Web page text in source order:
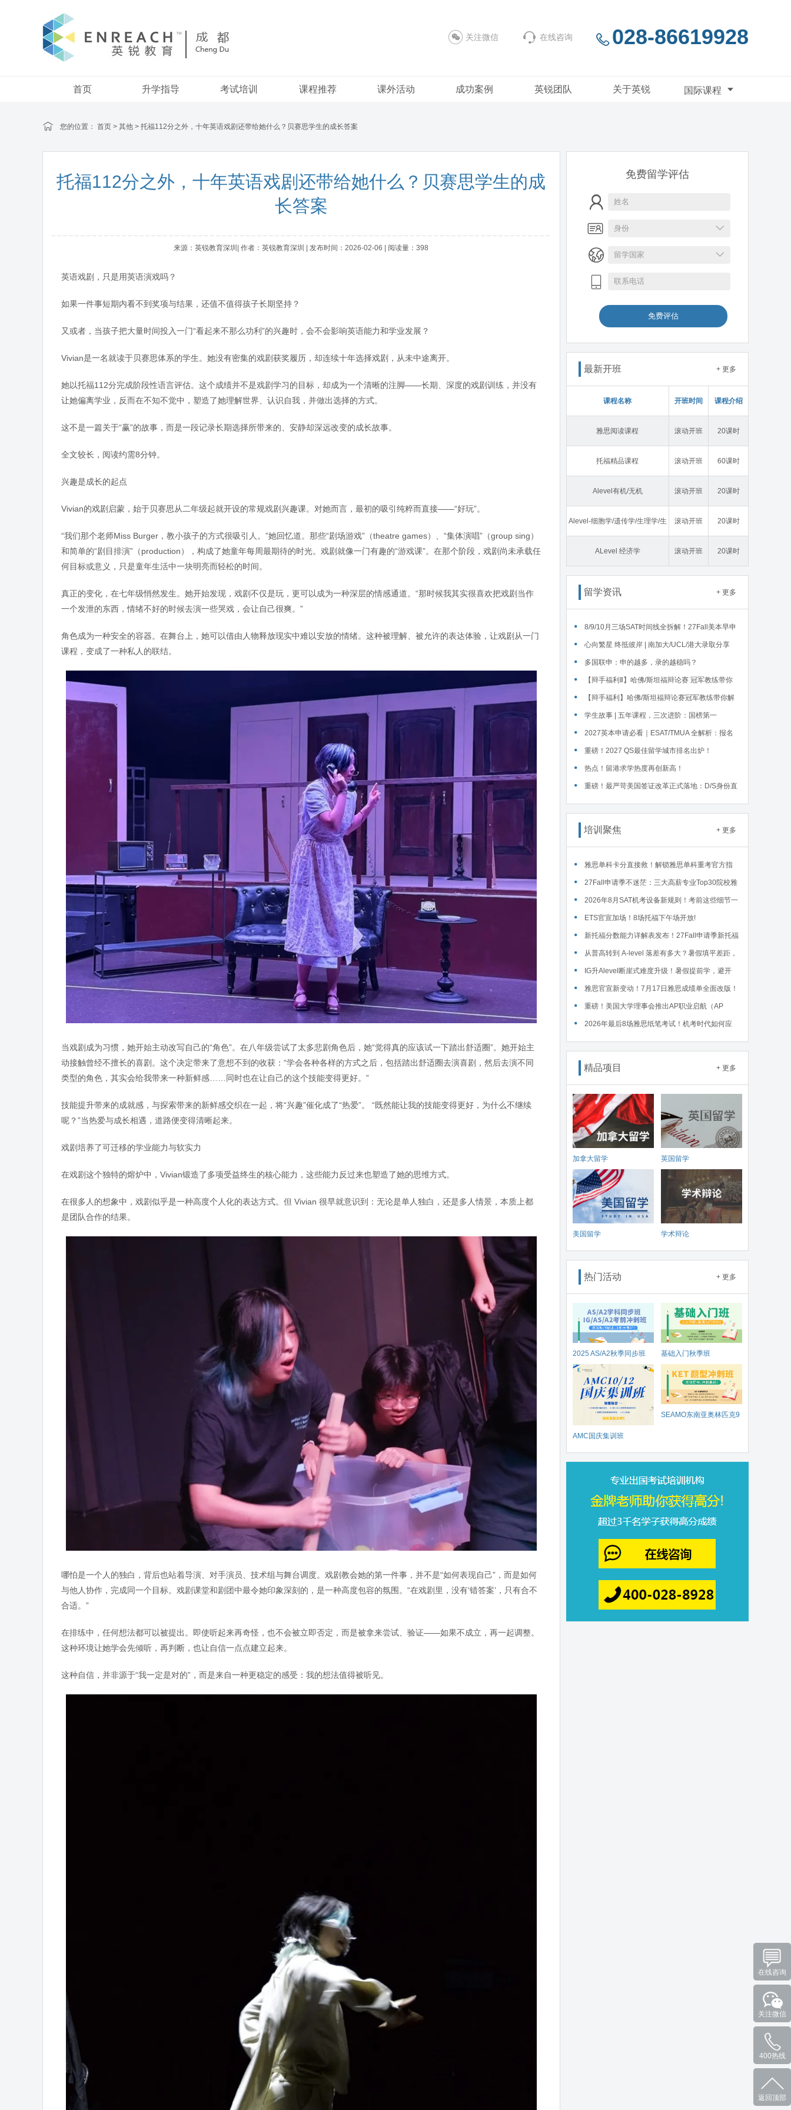
028-86619928
在线咨询
关注微信
首页 升学指导 考试培训 课程推荐 课外活动 成功案例 英锐团队 关于英锐 国际课程
您的位置： 首页 > 其他 > 托福112分之外，十年英语戏剧还带给她什么？贝赛思学生的成长答案
托福112分之外，十年英语戏剧还带给她什么？贝赛思学生的成
长答案
来源：英锐教育深圳| 作者：英锐教育深圳 | 发布时间：2026-02-06 | 阅读量：398
英语戏剧，只是用英语演戏吗？
如果一件事短期内看不到奖项与结果，还值不值得孩子长期坚持？
又或者，当孩子把大量时间投入一门“看起来不那么功利”的兴趣时，会不会影响英语能力和学业发展？
Vivian是一名就读于贝赛思体系的学生。她没有密集的戏剧获奖履历，却连续十年选择戏剧，从未中途离开。
她以托福112分完成阶段性语言评估。这个成绩并不是戏剧学习的目标，却成为一个清晰的注脚——长期、深度的戏剧训练，并没有
让她偏离学业，反而在不知不觉中，塑造了她理解世界、认识自我，并做出选择的方式。
这不是一篇关于“赢”的故事，而是一段记录长期选择所带来的、安静却深远改变的成长故事。
全文较长，阅读约需8分钟。
兴趣是成长的起点
Vivian的戏剧启蒙，始于贝赛思从二年级起就开设的常规戏剧兴趣课。对她而言，最初的吸引纯粹而直接——“好玩”。
“我们那个老师Miss Burger，教小孩子的方式很吸引人。”她回忆道。那些“剧场游戏”（theatre games）、“集体演唱”（group sing）
和简单的“剧目排演”（production），构成了她童年每周最期待的时光。戏剧就像一门有趣的“游戏课”。在那个阶段，戏剧尚未承载任
何目标或意义，只是童年生活中一块明亮而轻松的时间。
真正的变化，在七年级悄然发生。她开始发现，戏剧不仅是玩，更可以成为一种深层的情感通道。“那时候我其实很喜欢把戏剧当作
一个发泄的东西，情绪不好的时候去演一些哭戏，会让自己很爽。”
角色成为一种安全的容器。在舞台上，她可以借由人物释放现实中难以安放的情绪。这种被理解、被允许的表达体验，让戏剧从一门
课程，变成了一种私人的联结。
当戏剧成为习惯，她开始主动改写自己的“角色”。在八年级尝试了太多悲剧角色后，她“觉得真的应该试一下踏出舒适圈”。她开始主
动接触曾经不擅长的喜剧。这个决定带来了意想不到的收获：“学会各种各样的方式之后，包括踏出舒适圈去演喜剧，然后去演不同
类型的角色，其实会给我带来一种新鲜感……同时也在让自己的这个技能变得更好。”
技能提升带来的成就感，与探索带来的新鲜感交织在一起，将“兴趣”催化成了“热爱”。 “既然能让我的技能变得更好，为什么不继续
呢？”当热爱与成长相遇，道路便变得清晰起来。
戏剧培养了可迁移的学业能力与软实力
在戏剧这个独特的熔炉中，Vivian锻造了多项受益终生的核心能力，这些能力反过来也塑造了她的思维方式。
在很多人的想象中，戏剧似乎是一种高度个人化的表达方式。但 Vivian 很早就意识到：无论是单人独白，还是多人情景，本质上都
是团队合作的结果。
哪怕是一个人的独白，背后也站着导演、对手演员、技术组与舞台调度。戏剧教会她的第一件事，并不是“如何表现自己”，而是如何
与他人协作，完成同一个目标。戏剧课堂和剧团中最令她印象深刻的，是一种高度包容的氛围。“在戏剧里，没有‘错答案’，只有合不
合适。”
在排练中，任何想法都可以被提出。即使听起来再奇怪，也不会被立即否定，而是被拿来尝试、验证——如果不成立，再一起调整。
这种环境让她学会先倾听，再判断，也让自信一点点建立起来。
这种自信，并非源于“我一定是对的”，而是来自一种更稳定的感受：我的想法值得被听见。
免费留学评估
免费评估
最新开班 + 更多
课程名称 开班时间 课程介绍
雅思阅读课程 滚动开班 20课时
托福精品课程 滚动开班 60课时
Alevel有机/无机 滚动开班 20课时
Alevel-细胞学/遗传学/生理学/生
态学
滚动开班 20课时
ALevel 经济学 滚动开班 20课时
留学资讯 + 更多
‌8/9/10月三场SAT时间线全拆解！27Fall美本早申
时间线盘点～
心向繁星 终抵彼岸 | 南加大/UCL/港大录取分享
多国联申：申的越多，录的越稳吗？
【辩手福利Ⅱ】哈佛/斯坦福辩论赛 冠军教练带你
解读WSDA全国赛Junior即兴辩论第二轮备稿辩题
【辩手福利】哈佛/斯坦福辩论赛冠军教练带你解
读WSDA全国赛Junior即兴辩论第一轮备稿辩题
学生故事 | 五年课程，三次进阶：国榜第一
Serena在英锐的修炼
2027英本申请必看｜ESAT/TMUA 全解析：报名
时间、题型、对应专业、报考注意
重磅！2027 QS最佳留学城市排名出炉！
热点！留港求学热度再创新高！
重磅！最严苛美国签证改革正式落地：D/S身份直
接废除，F1学签最长4年封顶 ... ...
培训聚焦 + 更多
雅思单科卡分直接救！解锁雅思单科重考官方指
南！
27Fall申请季不迷茫：三大高薪专业Top30院校雅
思要求汇总！
2026年8月SAT机考设备新规则！考前这些细节一
定要核对～
ETS官宣加场！8场托福下午场开放!
新托福分数能力详解表发布！27Fall申请季新托福
考试院校录取要求汇总！
从普高转到 A-level 落差有多大？暑假填平差距，
首考 A * 不是梦！
IG升Alevel断崖式难度升级！暑假提前学，避开
90%的升学大坑
雅思官宣新变动！7月17日雅思成绩单全面改版！
重磅！美国大学理事会推出AP职业启航（AP
Career Kickstart）新课程！
2026年最后8场雅思纸笔考试！机考时代如何应
对？
精品项目 + 更多
加拿大留学 英国留学
美国留学 学术辩论
热门活动 + 更多
2025 AS/A2秋季同步班 基础入门秋季班
AMC国庆集训班
SEAMO东南亚奥林匹克9
在线咨询
关注微信
400热线
返回顶部